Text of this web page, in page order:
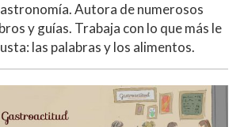
Autora de numerosos
y guías. Trabaja con lo que más le
las palabras y los alimentos.